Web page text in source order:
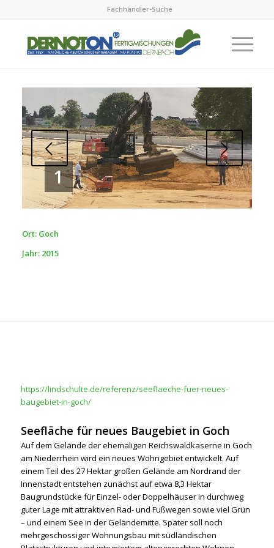
Fachhändler-Suche
1
Next
Ort: Goch
Jahr: 2015
https://lindschulte.de/referenz/seeflaeche-fuer-neues-
baugebiet-in-goch/
Seefläche für neues Baugebiet in Goch
Auf dem Gelände der ehemaligen Reichswaldkaserne in Goch
am Niederrhein wird ein neues Wohngebiet entwickelt. Auf
einem Teil des 27 Hektar großen Gelände am Nordrand der
Innenstadt entstehen zunächst auf etwa 8,3 Hektar
Baugrundstücke für Einzel- oder Doppelhäuser in durchweg
guter Lage mit attraktiven Rad- und Fußwegen sowie viel Grün
– und einem See in der Geländemitte. Später soll noch
mehrgeschossiger Wohnungsbau mit südländischen